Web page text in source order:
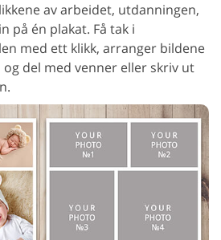
av arbeidet, utdanningen,
på én plakat. Få tak i
med ett klikk, arranger bildene
del med venner eller skriv ut